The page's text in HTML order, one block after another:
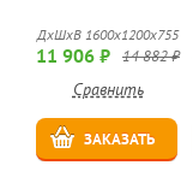
ДхШхВ 1600х1200х755
11 906 ₽ 14 882 ₽
Сравнить
ЗАКАЗАТЬ